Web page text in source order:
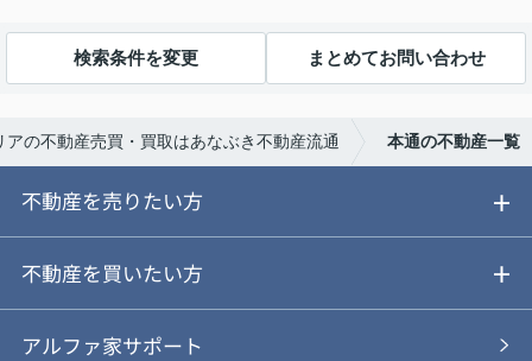
検索条件を変更 まとめてお問い合わせ
の不動産売買・買取はあなぶき不動産流通 本通の不動産一覧
不動産を売りたい方
ご売却ガイド
ご売却の流れ
不動産を買いたい方
ご購入ガイド
アルファ家サポート